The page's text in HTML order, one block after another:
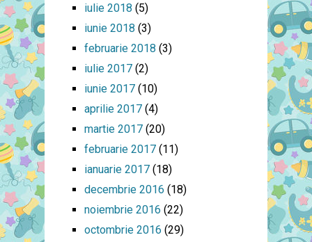
iulie 2018 (5)
iunie 2018 (3)
februarie 2018 (3)
iulie 2017(2)
iunie 2017(10)
aprilie 2017(4)
martie 2017(20)
februarie 2017(11)
ianuarie 2017(18)
decembrie 2016 (18)
noiembrie 2016 (22)
octombrie 2016 (29)